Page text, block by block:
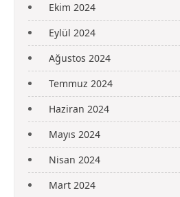
Ekim 2024
Eylül 2024
Ağustos 2024
Temmuz 2024
Haziran 2024
Mayıs 2024
Nisan 2024
Mart 2024